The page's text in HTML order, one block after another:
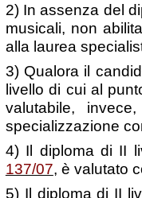
2) In assenza del
musicali, non
alla laurea
3) Qualora il
livello di cui al
valutabile,
specializzazione
4) Il diploma di II
137/07, è valutato
5) Il diploma di II